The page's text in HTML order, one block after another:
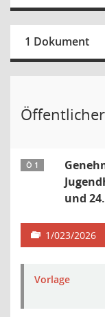
1 Dokument
Ö 1
und
1/023/2026
Vorlage